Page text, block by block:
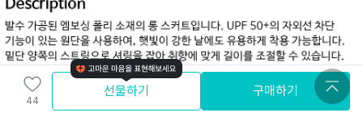
44
선물하기 구매하기